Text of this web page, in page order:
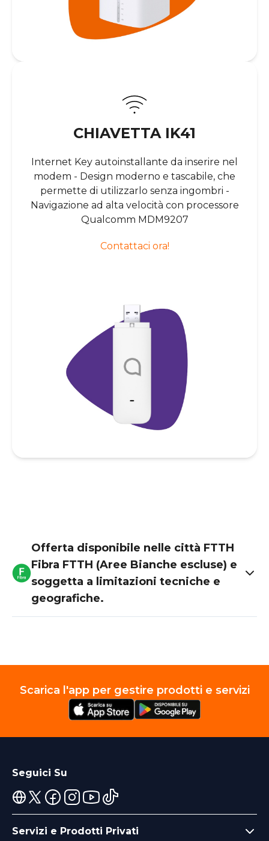
CHIAVETTA IK41
Internet Key autoinstallante da inserire nel
modem - Design moderno e tascabile, che
permette di utilizzarlo senza ingombri -
Navigazione ad alta velocità con processore
Qualcomm MDM9207
Contattaci ora!
Offerta disponibile nelle città FTTH
Fibra FTTH (Aree Bianche escluse) e
soggetta a limitazioni tecniche e
geografiche.
Scarica l'app per gestire prodotti e servizi
Seguici Su
Servizi e Prodotti Privati